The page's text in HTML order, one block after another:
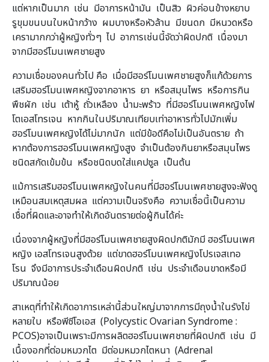
แต่หากเป็นมาก เช่น มีอาการหน้ามัน เป็นสิว ผิวค่อนข้างหยาบ
รูขุมขนบนใบหน้ากว้าง ผมบางหรือหัวล้าน มีขนดก มีหนวดหรือ
เครามากกว่าผู้หญิงทั่วๆ ไป อาการเช่นนี้จัดว่าผิดปกติ เนื่องมา
จากมีฮอร์โมนเพศชายสูง
ความเชื่อของคนทั่วไป คือ เมื่อมีฮอร์โมนเพศชายสูงก็แก้ด้วยการ
เสริมฮอร์โมนเพศหญิงจากอาหาร ยา หรือสมุนไพร หรือการกิน
พืชผัก เช่น เต้าหู้ ถั่วเหลือง น้ำมะพร้าว ที่มีฮอร์โมนเพศหญิงไฟ
โตเอสโทรเจน หากกินในปริมาณเทียบเท่าอาหารทั่วไปมักเพิ่ม
ฮอร์โมนเพศหญิงได้ไม่มากนัก แต่มีข้อดีคือไม่เป็นอันตราย ถ้า
หากต้องการฮอร์โมนเพศหญิงสูง จำเป็นต้องกินยาหรือสมุนไพร
ชนิดสกัดเข้มข้น หรือชนิดบดใส่แคปซูล เป็นต้น
แม้การเสริมฮอร์โมนเพศหญิงในคนที่มีฮอร์โมนเพศชายสูงจะฟังดู
เหมือนสมเหตุสมผล แต่ความเป็นจริงคือ ความเชื่อนี้เป็นความ
เชื่อที่ผิดและอาจทำให้เกิดอันตรายต่อผู้กินได้ค่ะ
เนื่องจากผู้หญิงที่มีฮอร์โมนเพศชายสูงผิดปกติมักมี ฮอร์โมนเพศ
หญิง เอสโทรเจนสูงด้วย แต่ขาดฮอร์โมนเพศหญิงโปรเจสเทอ
โรน จึงมีอาการประจำเดือนผิดปกติ เช่น ประจำเดือนขาดหรือมี
ปริมาณน้อย
สาเหตุที่ทำให้เกิดอาการเหล่านี้ส่วนใหญ่มาจากการมีถุงน้ำในรังไข่
หลายใบ หรือพีซีโอเอส (Polycystic Ovarian Syndrome :
PCOS)อาจเป็นเพราะมีการผลิตฮอร์โมนเพศชายที่ผิดปกติ เช่น มี
เนื้องอกที่ต่อมหมวกไต มีต่อมหมวกไตหนา (Adrenal